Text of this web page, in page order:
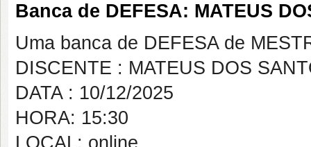
Banca de DEFESA: MATEUS
Uma banca de DEFESA de
DISCENTE : MATEUS DOS
DATA : 10/12/2025
HORA: 15:30
LOCAL: online